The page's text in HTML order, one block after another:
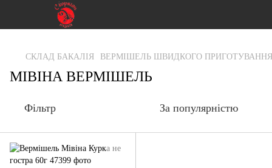
gtag('js', new Date()); gtag('config', 'G-RFXCKGNRF7');
СКЛАД БАКАЛІЯ ВЕРМІШЕЛЬ ШВИДКОГО ПРИГОТУВАННЯ
МІВІНА ВЕРМІШЕЛЬ
Фільтр За популярністю